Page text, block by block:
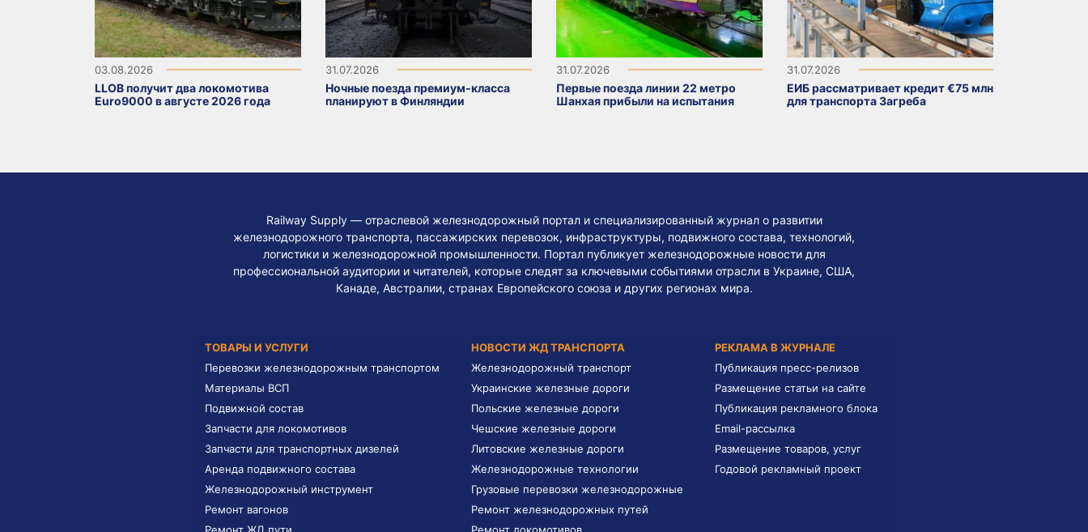
03.08.2026
LLOB получит два локомотива
Euro9000 в августе 2026 года
31.07.2026
Ночные поезда премиум-класса
планируют в Финляндии
31.07.2026
Первые поезда линии 22 метро
Шанхая прибыли на испытания
31.07.2026
ЕИБ рассматривает кредит €75 млн
для транспорта Загреба
Railway Supply — отраслевой железнодорожный портал и специализированный журнал о развитии
железнодорожного транспорта, пассажирских перевозок, инфраструктуры, подвижного состава, технологий,
логистики и железнодорожной промышленности. Портал публикует железнодорожные новости для
профессиональной аудитории и читателей, которые следят за ключевыми событиями отрасли в Украине, США,
Канаде, Австралии, странах Европейского союза и других регионах мира.
ТОВАРЫ И УСЛУГИ
Перевозки железнодорожным транспортом
Материалы ВСП
Подвижной состав
Запчасти для локомотивов
Запчасти для транспортных дизелей
Аренда подвижного состава
Железнодорожный инструмент
Ремонт вагонов
Ремонт ЖД пути
НОВОСТИ ЖД ТРАНСПОРТА
Железнодорожный транспорт
Украинские железные дороги
Польские железные дороги
Чешские железные дороги
Литовские железные дороги
Железнодорожные технологии
Грузовые перевозки железнодорожные
Ремонт железнодорожных путей
Ремонт локомотивов
РЕКЛАМА В ЖУРНАЛЕ
Публикация пресс-релизов
Размещение статьи на сайте
Публикация рекламного блока
Email-рассылка
Размещение товаров, услуг
Годовой рекламный проект